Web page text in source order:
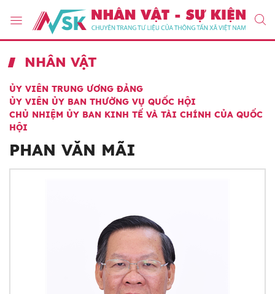
NHÂN VẬT
ỦY VIÊN TRUNG ƯƠNG ĐẢNG
ỦY VIÊN ỦY BAN THƯỜNG VỤ QUỐC HỘI
CHỦ NHIỆM ỦY BAN KINH TẾ VÀ TÀI CHÍNH CỦA QUỐC
HỘI
PHAN VĂN MÃI